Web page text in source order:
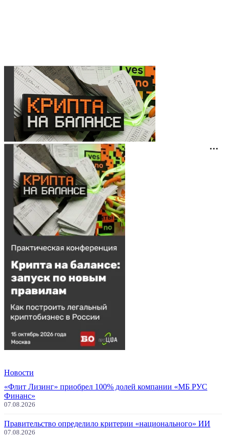
Новости
«Флит Лизинг» приобрел 100% долей компании «МБ РУС
Финанс»
07.08.2026
Правительство определило критерии «национального» ИИ
07.08.2026